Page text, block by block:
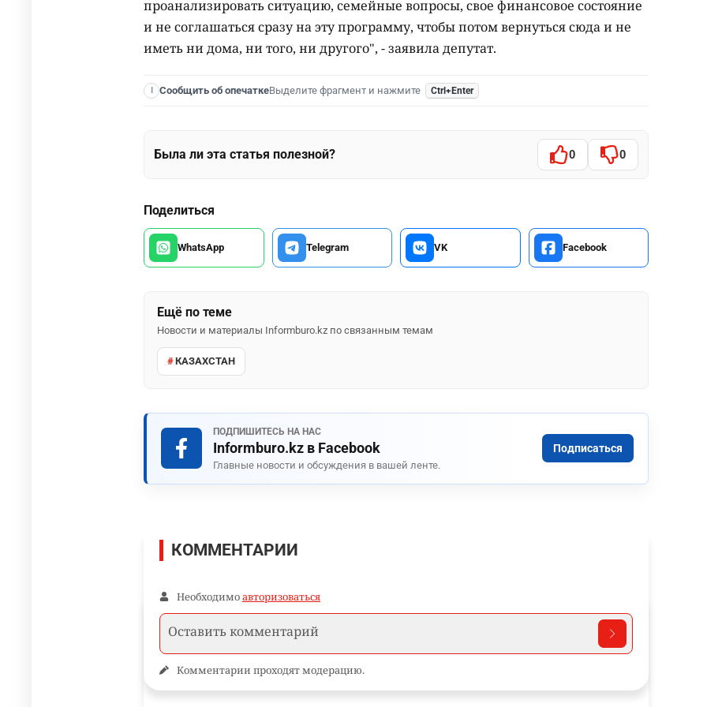
проанализировать ситуацию, семейные вопросы, свое финансовое состояние
и не соглашаться сразу на эту программу, чтобы потом вернуться сюда и не
иметь ни дома, ни того, ни другого", - заявила депутат.
Сообщить об опечаткеВыделите фрагмент и нажмите Ctrl+Enter
Была ли эта статья полезной? 0 0
Поделиться
WhatsApp Telegram VK Facebook
Ещё по теме
Новости и материалы Informburo.kz по связанным темам
КАЗАХСТАН
ПОДПИШИТЕСЬ НА НАС
Informburo.kz в Facebook
Главные новости и обсуждения в вашей ленте.
Подписаться
КОММЕНТАРИИ
Необходимоавторизоваться
Комментарии проходят модерацию.